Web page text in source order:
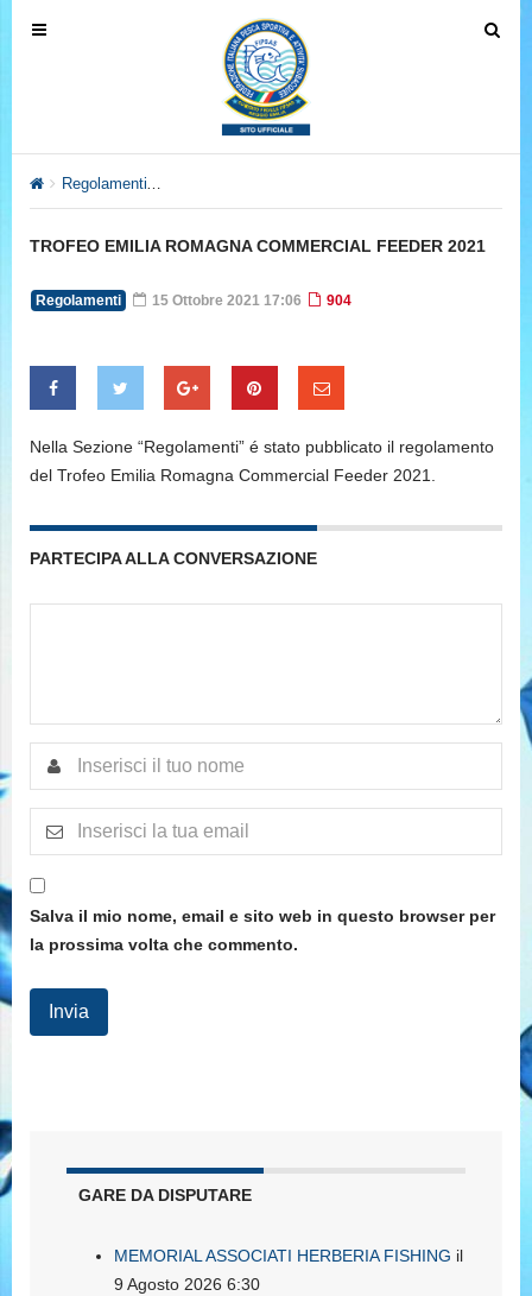
T
v
g
t
n
T
v
n
Regolamenti
TROFEO EMILIA ROMAGNA COMMERCIAL FEEDER 2021
Regolamenti 15 Ottobre 2021 17:06 904
Nella Sezione “Regolamenti” é stato pubblicato il regolamento
del Trofeo Emilia Romagna Commercial Feeder 2021.
PARTECIPA ALLA CONVERSAZIONE
Salva il mio nome, email e sito web in questo browser per
la prossima volta che commento.
GARE DA DISPUTARE
MEMORIAL ASSOCIATI HERBERIA FISHING il
9 Agosto 2026 6:30